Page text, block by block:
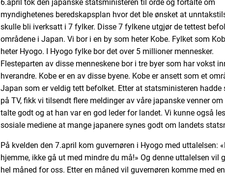
6.april tok den japanske statsministeren til orde og fortalte om
myndighetenes beredskapsplan hvor det ble ønsket at
skulle bli iverksatt i 7 fylker. Disse 7 fylkene utgjør de tettest
områdene i Japan. Vi bor i en by som heter Kobe. Fylket som
heter Hyogo. I Hyogo fylke bor det over 5 millioner mennesker.
Flesteparten av disse menneskene bor i tre byer som har vokst
hverandre. Kobe er en av disse byene. Kobe er ansett som et
Japan som er veldig tett befolket. Etter at statsministeren hadde
på TV, fikk vi tilsendt flere meldinger av våre japanske venner
talte godt og at han var en god leder for landet. Vi kunne også
sosiale mediene at mange japanere synes godt om landets
På kvelden den 7.april kom guvernøren i Hyogo med uttalelsen:
hjemme, ikke gå ut med mindre du må!» Og denne uttalelsen vil
hel måned for oss. Etter en måned vil guvernøren komme med